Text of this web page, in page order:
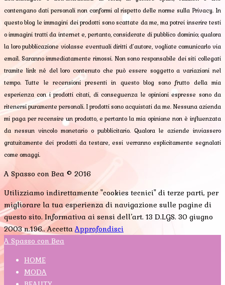
contengano dati personali non conformi al rispetto delle norme sulla Privacy. In
questo blog le immagini dei prodotti sono scattate da me, ma potrei inserire testi
o immagini tratti da internet e, pertanto, considerate di pubblico dominio; qualora
la loro pubblicazione violasse eventuali diritti d’autore, vogliate comunicarlo via
email. Saranno immediatamente rimossi. Non sono responsabile dei siti collegati
tramite link né del loro contenuto che può essere soggetto a variazioni nel
tempo. Tutte le recensioni presenti in questo blog sono frutto della mia
esperienza con i prodotti citati, di conseguenza le opinioni espresse sono da
ritenersi puramente personali. I prodotti sono acquistati da me. Nessuna azienda
mi paga per recensire un prodotto, e pertanto la mia opinione non è influenzata
da nessun vincolo monetario o pubblicitario. Qualora le aziende inviassero
gratuitamente dei prodotti da testare, essi verranno esplicitamente segnalati
come omaggi.
A Spasso con Bea © 2016
Utilizziamo indirettamente "cookies tecnici" di terze parti, per
migliorare la tua esperienza di navigazione sulle pagine di
questo sito. Informativa ai sensi dell’art. 13 D.LGS. 30 giugno
2003 n.196..Accetta Approfondisci
A Spasso con Bea
HOME
MODA